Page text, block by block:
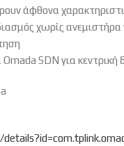
άφθονα
χωρίς ανεμιστήρα
SDN για κεντρική